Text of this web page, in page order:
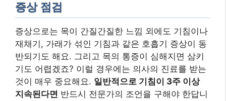
증상 점검
증상으로는 목이 간질간질한 느낌 외에도 기침이나
재채기, 가래가 섞인 기침과 같은 호흡기 증상이 동
반되기도 해요. 그리고 목의 통증이 심해지면 삼키
기도 어렵겠죠? 이럴 경우에는 의사의 진료를 받는
것이 매우 중요해요. 일반적으로 기침이 3주 이상
지속된다면 반드시 전문가의 조언을 구해야 한답니